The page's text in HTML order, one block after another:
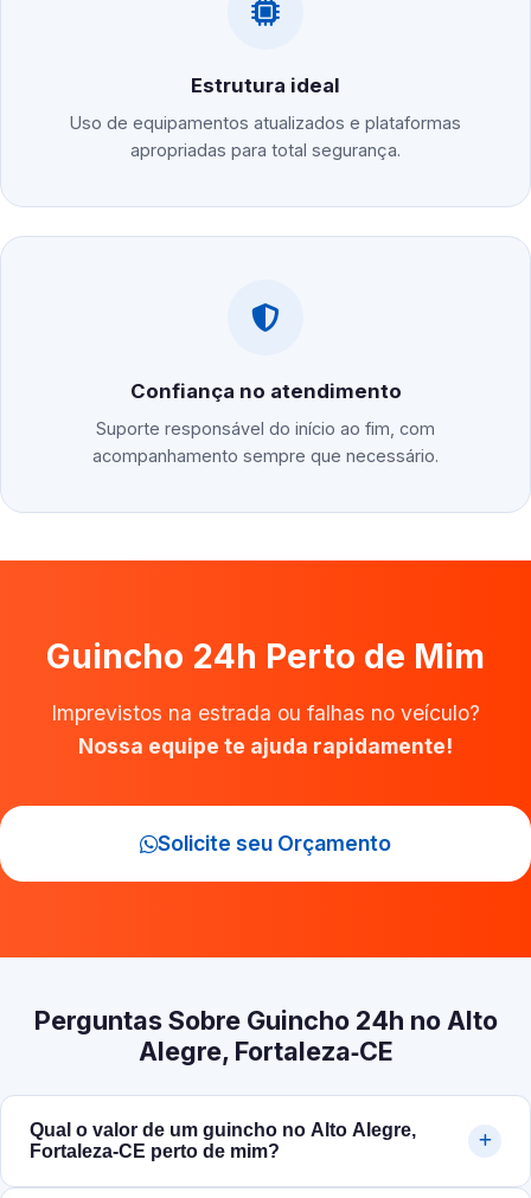
Estrutura ideal
Uso de equipamentos atualizados e plataformas
apropriadas para total segurança.
Confiança no atendimento
Suporte responsável do início ao fim, com
acompanhamento sempre que necessário.
Guincho 24h Perto de Mim
Imprevistos na estrada ou falhas no veículo?
Nossa equipe te ajuda rapidamente!
Solicite seu Orçamento
Perguntas Sobre Guincho 24h no Alto
Alegre, Fortaleza‑CE
Qual o valor de um guincho no Alto Alegre,
Fortaleza‑CE perto de mim?